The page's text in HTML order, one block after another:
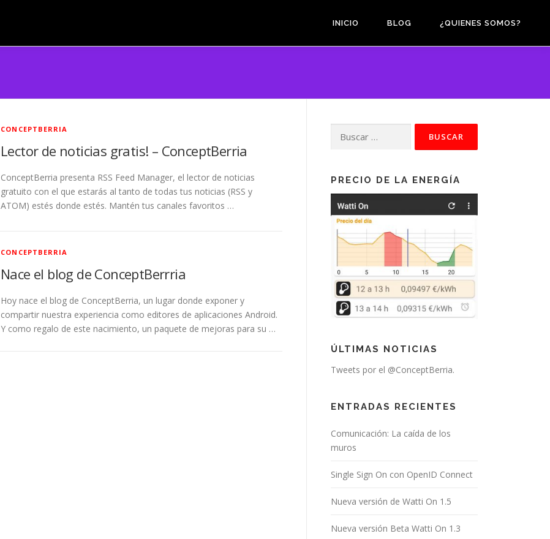
INICIO BLOG ¿QUIENES SOMOS?
CONCEPTBERRIA
Lector de noticias gratis! – ConceptBerria
ConceptBerria presenta RSS Feed Manager, el lector de noticias
gratuito con el que estarás al tanto de todas tus noticias (RSS y
ATOM) estés donde estés. Mantén tus canales favoritos …
CONCEPTBERRIA
Nace el blog de ConceptBerrria
Hoy nace el blog de ConceptBerria, un lugar donde exponer y
compartir nuestra experiencia como editores de aplicaciones Android.
Y como regalo de este nacimiento, un paquete de mejoras para su …
PRECIO DE LA ENERGÍA
ÚLTIMAS NOTICIAS
Tweets por el @ConceptBerria.
ENTRADAS RECIENTES
Comunicación: La caída de los
muros
Single Sign On con OpenID Connect
Nueva versión de Watti On 1.5
Nueva versión Beta Watti On 1.3